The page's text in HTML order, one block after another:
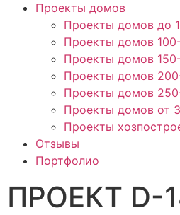
Проекты домов
Проекты домов до
Проекты домов
Проекты домов
Проекты домов
Проекты домов
Проекты домов от
Проекты
Отзывы
Портфолио
ПРОЕКТ D-